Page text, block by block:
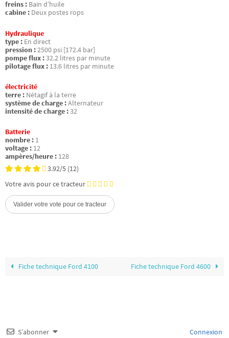
freins : Bain d’huile
cabine : Deux postes rops
Hydraulique
type : En direct
pression :2500 psi [172.4 bar]
pompe flux :32.2 litres par minute
pilotage flux : 13.6 litres par minute
électricité
terre : Nétagif à la terre
système de charge :Alternateur
intensité de charge :32
Batterie
nombre : 1
voltage : 12
ampères/heure : 128
3.92/5 (12)
Votre avis pour ce tracteur
Fiche technique Ford 4100 Fiche technique Ford 4600
S’abonner Connexion